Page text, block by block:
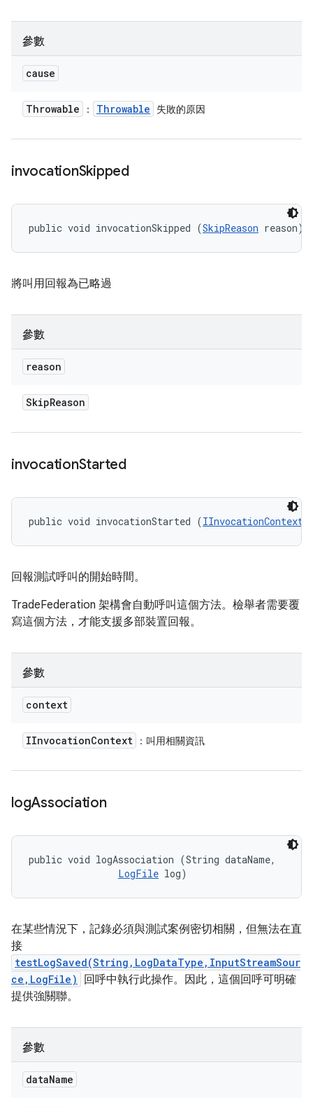
參數
cause
Throwable ： Throwable 失敗的原因
invocationSkipped
public void invocationSkipped (SkipReason reason)
將叫用回報為已略過
參數
reason
SkipReason
invocationStarted
public void invocationStarted (IInvocationContext
回報測試呼叫的開始時間。
TradeFederation 架構會自動呼叫這個方法。檢舉者需要覆
寫這個方法，才能支援多部裝置回報。
參數
context
IInvocationContext ：叫用相關資訊
logAssociation
public void logAssociation (String dataName,
LogFile log)
在某些情況下，記錄必須與測試案例密切相關，但無法在直
接
testLogSaved(String,LogDataType,InputStreamSour
ce,LogFile)
回呼中執行此操作。因此，這個回呼可明確
提供強關聯。
參數
dataName